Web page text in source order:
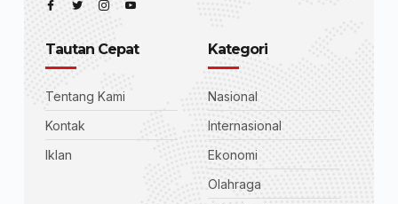
Tautan Cepat
Tentang Kami
Kontak
Iklan
Kategori
Nasional
Internasional
Ekonomi
Olahraga